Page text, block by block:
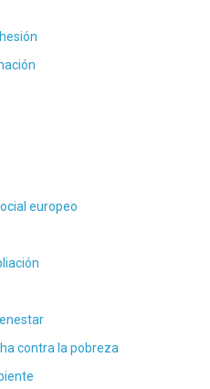
europeo
contra la pobreza